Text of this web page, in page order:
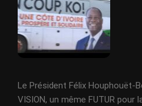
Le Président Félix Houphouët-
VISION, un même FUTUR pour